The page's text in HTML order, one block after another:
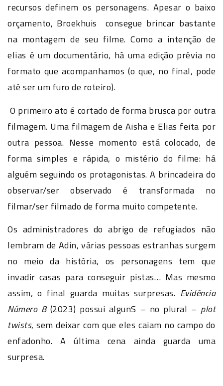
recursos definem os personagens. Apesar o baixo
orçamento, Broekhuis consegue brincar bastante
na montagem de seu filme. Como a intenção de
elias é um documentário, há uma edição prévia no
formato que acompanhamos (o que, no final, pode
até ser um furo de roteiro).
O primeiro ato é cortado de forma brusca por outra
filmagem. Uma filmagem de Aisha e Elias feita por
outra pessoa. Nesse momento está colocado, de
forma simples e rápida, o mistério do filme: há
alguém seguindo os protagonistas. A brincadeira do
observar/ser observado é transformada no
filmar/ser filmado de forma muito competente.
Os administradores do abrigo de refugiados não
lembram de Adin, várias pessoas estranhas surgem
no meio da história, os personagens tem que
invadir casas para conseguir pistas… Mas mesmo
assim, o final guarda muitas surpresas. Evidência
Número 8(2023) possui algunS – no plural – plot
twists, sem deixar com que eles caiam no campo do
enfadonho. A última cena ainda guarda uma
surpresa.